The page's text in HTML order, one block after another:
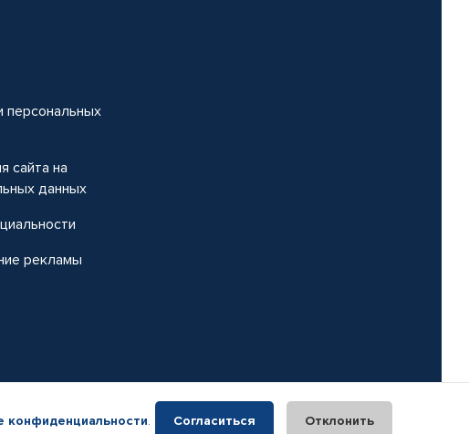
персональных
сайта на
данных
рекламы
конфиденциальности. Согласиться Отклонить